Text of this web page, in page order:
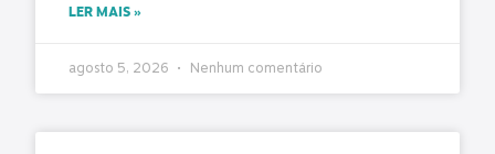
LER MAIS »
agosto 5, 2026 Nenhum comentário